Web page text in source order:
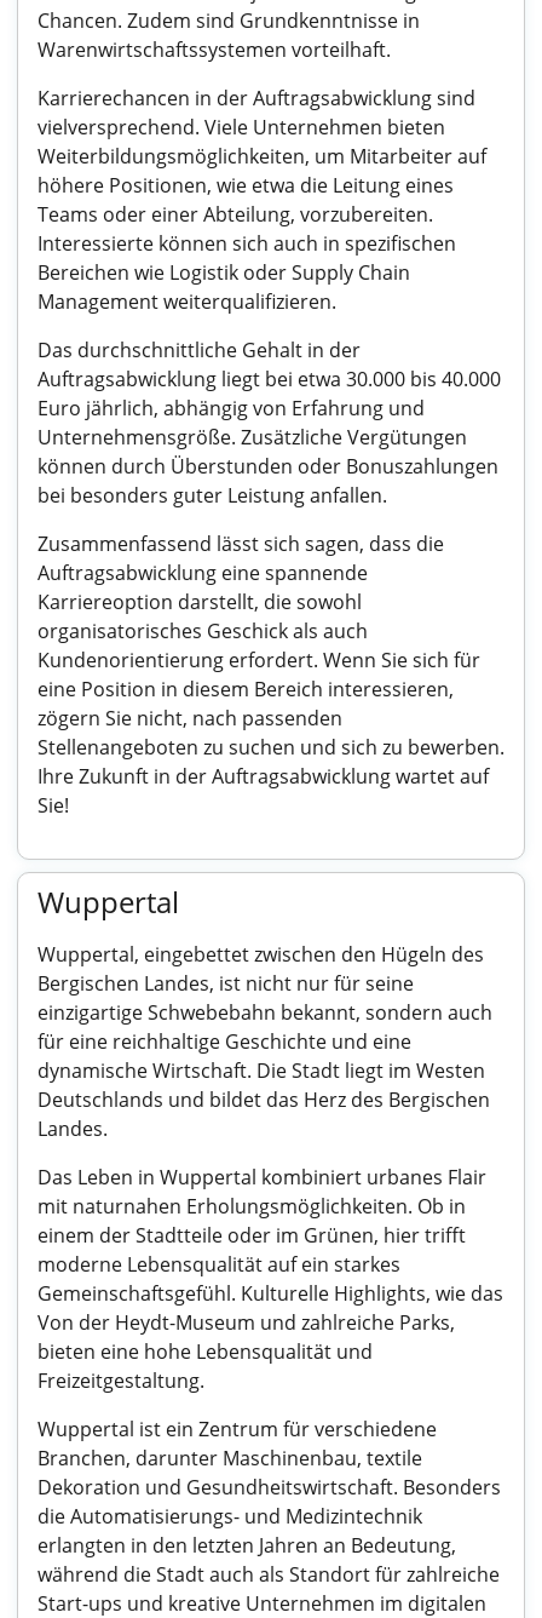
Chancen. Zudem sind Grundkenntnisse in
Warenwirtschaftssystemen vorteilhaft.
Karrierechancen in der Auftragsabwicklung sind
vielversprechend. Viele Unternehmen bieten
Weiterbildungsmöglichkeiten, um Mitarbeiter auf
höhere Positionen, wie etwa die Leitung eines
Teams oder einer Abteilung, vorzubereiten.
Interessierte können sich auch in spezifischen
Bereichen wie Logistik oder Supply Chain
Management weiterqualifizieren.
Das durchschnittliche Gehalt in der
Auftragsabwicklung liegt bei etwa 30.000 bis 40.000
Euro jährlich, abhängig von Erfahrung und
Unternehmensgröße. Zusätzliche Vergütungen
können durch Überstunden oder Bonuszahlungen
bei besonders guter Leistung anfallen.
Zusammenfassend lässt sich sagen, dass die
Auftragsabwicklung eine spannende
Karriereoption darstellt, die sowohl
organisatorisches Geschick als auch
Kundenorientierung erfordert. Wenn Sie sich für
eine Position in diesem Bereich interessieren,
zögern Sie nicht, nach passenden
Stellenangeboten zu suchen und sich zu bewerben.
Ihre Zukunft in der Auftragsabwicklung wartet auf
Sie!
Wuppertal
Wuppertal, eingebettet zwischen den Hügeln des
Bergischen Landes, ist nicht nur für seine
einzigartige Schwebebahn bekannt, sondern auch
für eine reichhaltige Geschichte und eine
dynamische Wirtschaft. Die Stadt liegt im Westen
Deutschlands und bildet das Herz des Bergischen
Landes.
Das Leben in Wuppertal kombiniert urbanes Flair
mit naturnahen Erholungsmöglichkeiten. Ob in
einem der Stadtteile oder im Grünen, hier trifft
moderne Lebensqualität auf ein starkes
Gemeinschaftsgefühl. Kulturelle Highlights, wie das
Von der Heydt-Museum und zahlreiche Parks,
bieten eine hohe Lebensqualität und
Freizeitgestaltung.
Wuppertal ist ein Zentrum für verschiedene
Branchen, darunter Maschinenbau, textile
Dekoration und Gesundheitswirtschaft. Besonders
die Automatisierungs- und Medizintechnik
erlangten in den letzten Jahren an Bedeutung,
während die Stadt auch als Standort für zahlreiche
Start-ups und kreative Unternehmen im digitalen